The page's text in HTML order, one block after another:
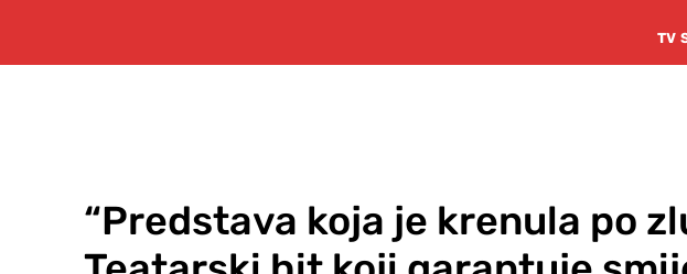
TV
“Predstava koja je krenula po